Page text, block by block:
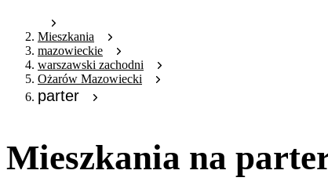
Mieszkania
mazowieckie
warszawski zachodni
Ożarów Mazowiecki
parter
Mieszkania na